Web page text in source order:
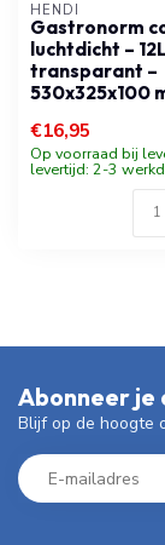
HENDI
Gastronorm
luchtdicht –
transparant –
530x325x100
€16,95
Op voorraad bij
levertijd: 2-3
Abonneer je
Blijf op de hoogte